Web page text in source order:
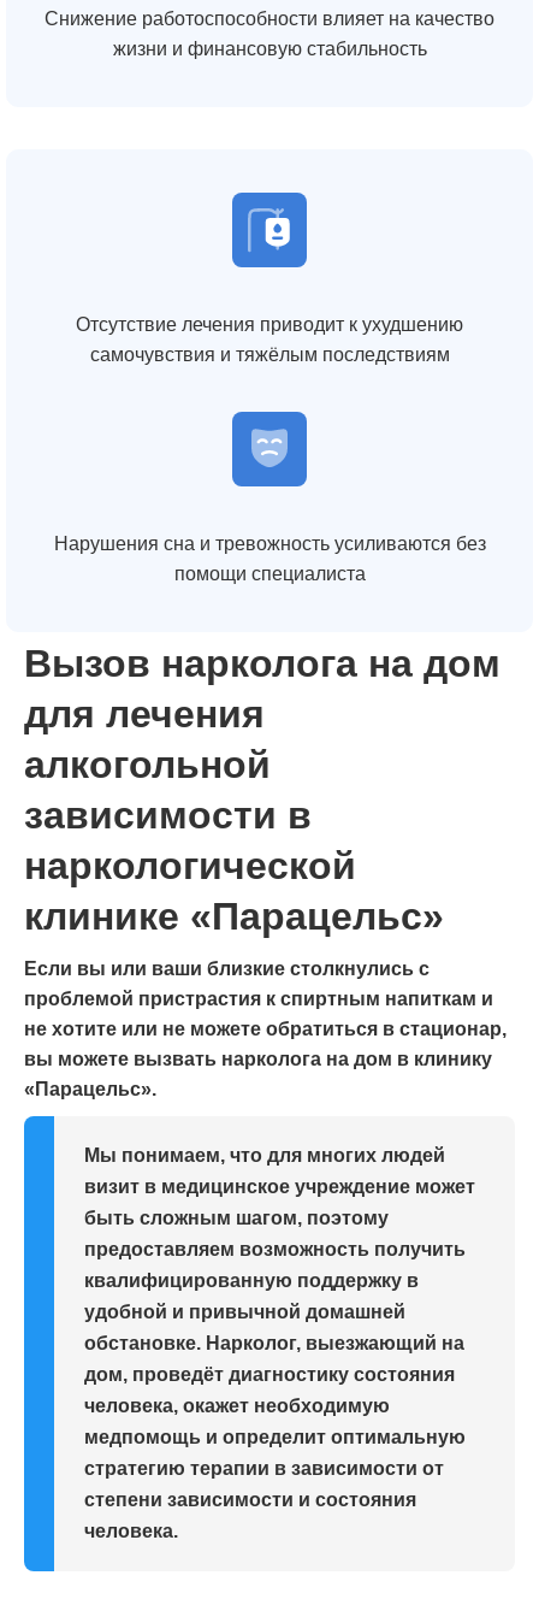
Снижение работоспособности влияет на качество
жизни и финансовую стабильность
Отсутствие лечения приводит к ухудшению
самочувствия и тяжёлым последствиям
Нарушения сна и тревожность усиливаются без
помощи специалиста
Вызов нарколога на дом
для лечения
алкогольной
зависимости в
наркологической
клинике «Парацельс»
Если вы или ваши близкие столкнулись с
проблемой пристрастия к спиртным напиткам и
не хотите или не можете обратиться в стационар,
вы можете вызвать нарколога на дом в клинику
«Парацельс».
Мы понимаем, что для многих людей
визит в медицинское учреждение может
быть сложным шагом, поэтому
предоставляем возможность получить
квалифицированную поддержку в
удобной и привычной домашней
обстановке. Нарколог, выезжающий на
дом, проведёт диагностику состояния
человека, окажет необходимую
медпомощь и определит оптимальную
стратегию терапии в зависимости от
степени зависимости и состояния
человека.